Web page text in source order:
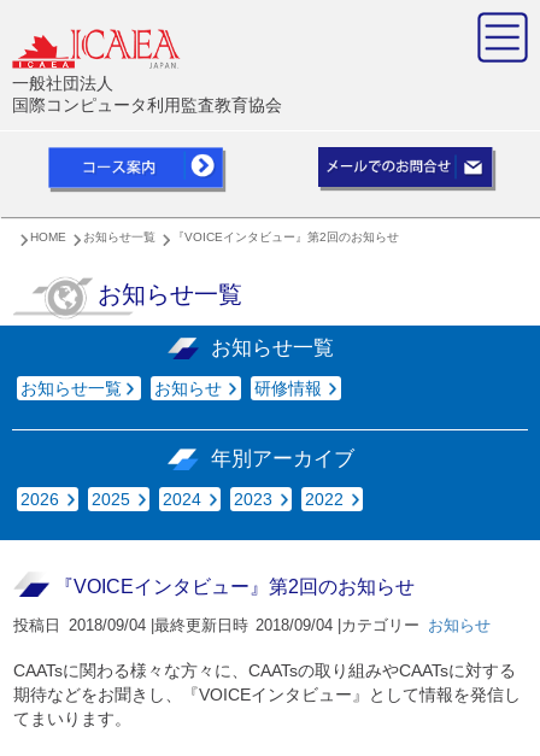
一般社団法人
国際コンピュータ利用監査教育協会
HOME お知らせ一覧 『VOICEインタビュー』第2回のお知らせ
お知らせ一覧
お知らせ一覧
お知らせ一覧 お知らせ 研修情報
年別アーカイブ
2026 2025 2024 2023 2022
『VOICEインタビュー』第2回のお知らせ
投稿日 2018/09/04 | 最終更新日時 2018/09/04 | カテゴリー お知らせ
CAATsに関わる様々な方々に、CAATsの取り組みやCAATsに対する
期待などをお聞きし、『VOICEインタビュー』として情報を発信し
てまいります。